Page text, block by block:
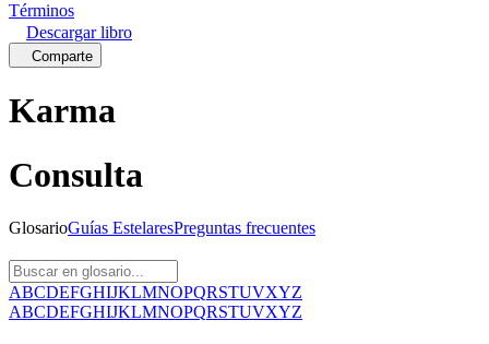
Términos
Descargarlibro
Comparte
Karma
Consulta
GlosarioGuías EstelaresPreguntas frecuentes
ABCDEFGHIJKLMNOPQRSTUVXYZ
ABCDEFGHIJKLMNOPQRSTUVXYZ